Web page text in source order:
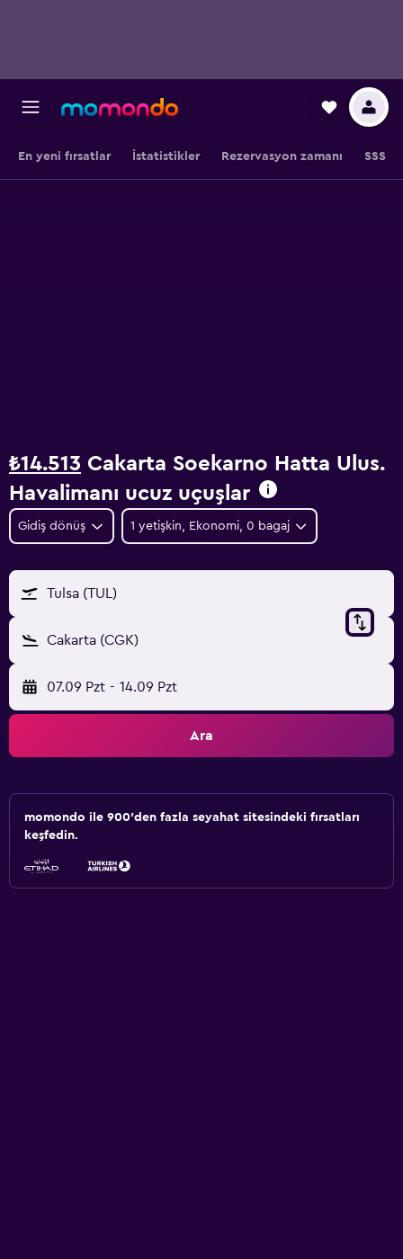
En yeni fırsatlar İstatistikler Rezervasyon zamanı SSS
₺14.513 Cakarta Soekarno Hatta Ulus.
Havalimanı ucuz uçuşlar
Gidiş dönüş 1 yetişkin, Ekonomi, 0 bagaj
Tulsa (TUL)
Cakarta (CGK)
07.09 Pzt - 14.09 Pzt
Ara
momondo ile 900'den fazla seyahat sitesindeki fırsatları
keşfedin.